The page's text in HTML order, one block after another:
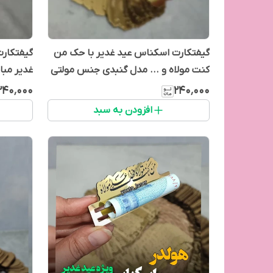
گیفتکارت اسکناس عید غدیر با حک من
کنت مولاه و ... مدل گنبدی جنس مولتی
استایل براق (بسته ۱۰ عددی)
۲۴۰٬۰۰۰
افزودن به سبد
غدیر
استایل